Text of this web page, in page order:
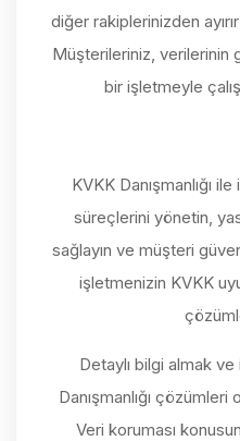
diğer rakiplerinizden
Müşterileriniz, verilerinin
bir işletmeyle
KVKK Danışmanlığı
süreçlerini yönetin,
sağlayın ve müşteri
işletmenizin KVKK
Detaylı bilgi almak
Danışmanlığı
Veri koruması